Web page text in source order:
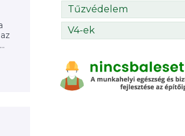
Tűzvédelem
V4-ek